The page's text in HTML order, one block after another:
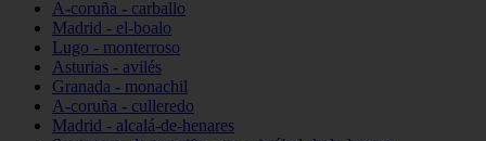
A-coruña - carballo
Madrid - el-boalo
Lugo - monterroso
Asturias - avilés
Granada - monachil
A-coruña - culleredo
Madrid - alcalá-de-henares